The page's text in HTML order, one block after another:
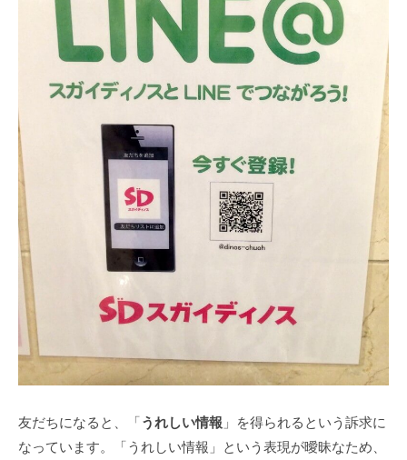
友だちになると、「うれしい情報 」を得られるという訴求に
なっています。「うれしい情報」という表現が曖昧なため、